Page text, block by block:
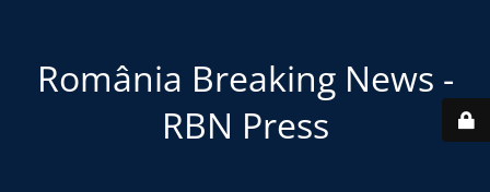
România Breaking News -
RBN Press